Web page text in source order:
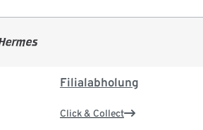
Filialabholung
Click & Collect